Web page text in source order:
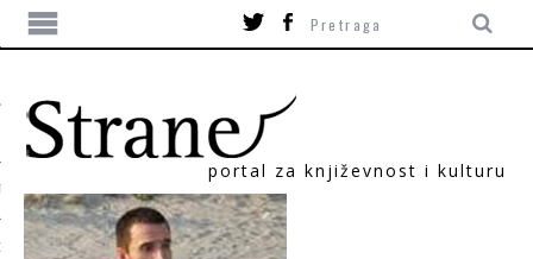
portal za književnost i kulturu